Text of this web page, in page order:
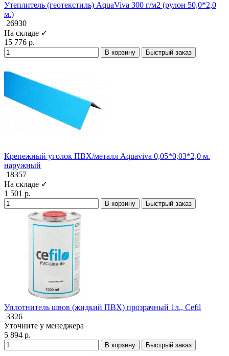
Утеплитель (геотекстиль) AquaViva 300 г/м2 (рулон 50,0*2,0
м.)
26930
На складе ✓
15 776 р.
В корзину Быстрый заказ
Крепежный уголок ПВХ/металл Aquaviva 0,05*0,03*2,0 м.
наружный
18357
На складе ✓
1 501 р.
В корзину Быстрый заказ
Уплотнитель швов (жидкий ПВХ) прозрачный 1л., Cefil
3326
Уточните у менеджера
5 894 р.
В корзину Быстрый заказ